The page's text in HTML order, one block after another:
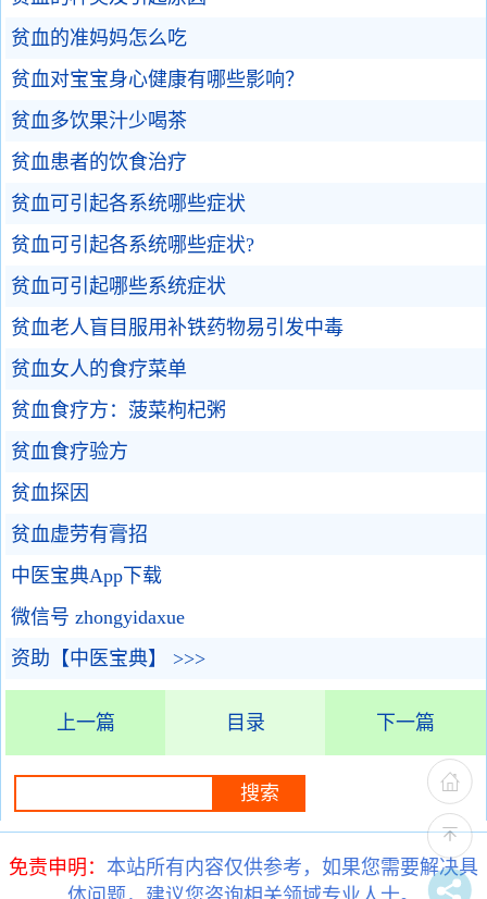
贫血的准妈妈怎么吃
贫血对宝宝身心健康有哪些影响？
贫血多饮果汁少喝茶
贫血患者的饮食治疗
贫血可引起各系统哪些症状
贫血可引起各系统哪些症状?
贫血可引起哪些系统症状
贫血老人盲目服用补铁药物易引发中毒
贫血女人的食疗菜单
贫血食疗方：菠菜枸杞粥
贫血食疗验方
贫血探因
贫血虚劳有膏招
中医宝典App下载
微信号 zhongyidaxue
资助【中医宝典】 >>>
上一篇 目录 下一篇
免责申明： 本站所有内容仅供参考，如果您需要解决具